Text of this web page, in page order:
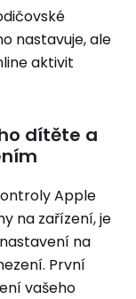
nastavuje, ale
aktivit
dítěte a
Apple
na zařízení, je
na
První
vašeho